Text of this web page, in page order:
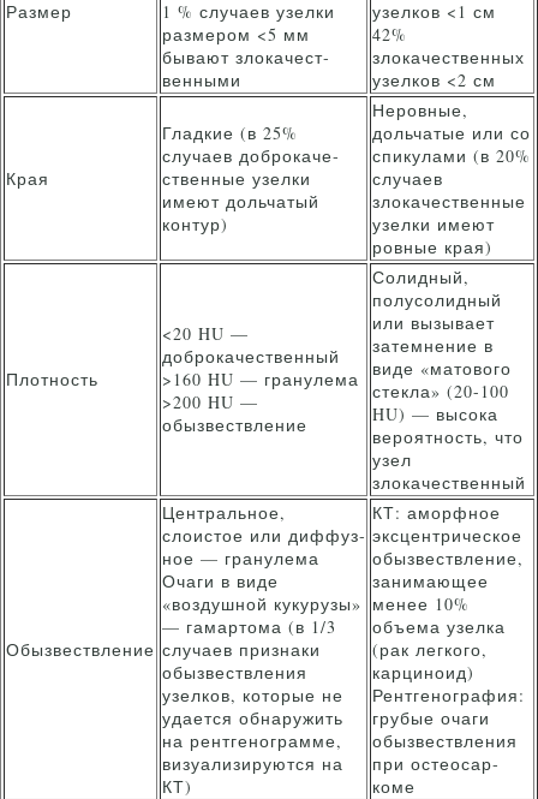
Размер
1 % случаев узелки
размером <5 мм
бывают злокачест­
венными
узелков <1 см
42%
злокачественных
узелков <2 см
Края
Гладкие (в 25%
случаев доброкаче­
ственные узелки
имеют дольчатый
контур)
Неровные,
дольчатые или со
спикулами (в 20%
случаев
злокачественные
узелки имеют
ровные края)
Плотность
<20 HU —
доброкачественный
>160 HU — гранулема
>200 HU —
обызвествление
Солидный,
полусолидный
или вызывает
затемнение в
виде «матового
стекла» (20-100
HU) — высока
вероятность, что
узел
злокачественный
Обызвествление
Центральное,
слоистое или диффуз­
ное — гранулема
Очаги в виде
«воздушной куку­рузы»
— гамартома (в 1/3
случаев признаки
обызвествления
узелков, которые не
удается обнаружить
на рентгенограмме,
визуализируют­ся на
КТ)
КТ: аморфное
эксцентрическое
обызвествление,
занимающее
менее 10%
объема узелка
(рак легкого,
карциноид)
Рентгенография:
грубые очаги
обызвествления
при остеосар­
коме